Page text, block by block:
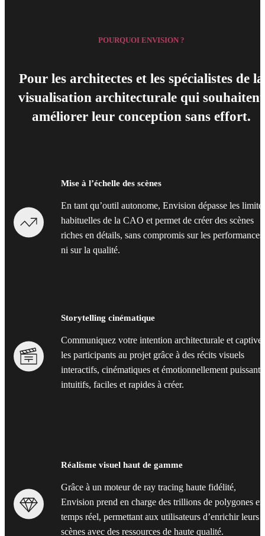
Pour les architectes et les spécialistes de la
visualisation architecturale qui souhaitent
améliorer leur conception sans effort.
POURQUOI ENVISION ?
Mise à l’échelle des scènes
En tant qu’outil autonome, Envision dépasse les
habituelles de la CAO et permet de créer des scènes
riches en détails, sans compromis sur les performances
ni sur la qualité.
Storytelling cinématique
Communiquez votre intention architecturale et
les participants au projet grâce à des récits visuels
interactifs, cinématiques et émotionnellement
intuitifs, faciles et rapides à créer.
Réalisme visuel haut de gamme
Grâce à un moteur de ray tracing haute fidélité,
Envision prend en charge des trillions de polygones en
temps réel, permettant aux utilisateurs d’enrichir leurs
scènes avec des ressources de haute qualité.